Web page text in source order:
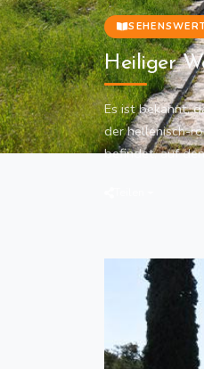
Heiliger
Es ist bekannt,
der hellenisch-
befindet, auf